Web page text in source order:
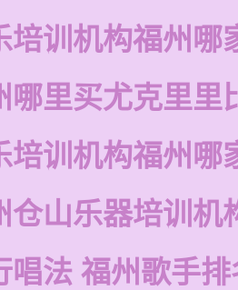
培训机构福州哪
哪里买尤克里里
培训机构福州哪
仓山乐器培训机
唱法 福州歌手排